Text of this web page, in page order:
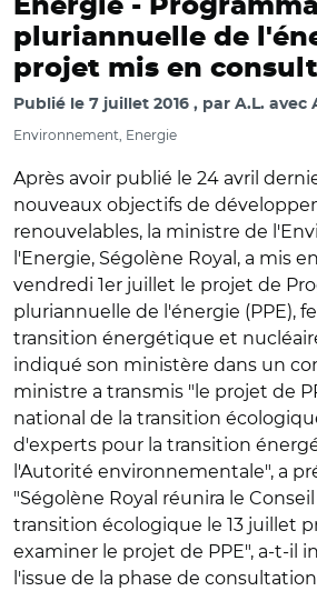
Energie -
pluriannuelle de
projet mis en
Publié le 7 juillet 2016 par A.L. avec
Environnement, Energie
Après avoir publié le 24 avril
nouveaux objectifs de
renouvelables, la ministre de
l'Energie, Ségolène Royal, a mis
vendredi 1er juillet le projet de
pluriannuelle de l'énergie (PPE),
transition énergétique et
indiqué son ministère dans un
ministre a transmis "le projet de
national de la transition
d'experts pour la transition
l'Autorité environnementale", a
"Ségolène Royal réunira le
transition écologique le 13 juillet
examiner le projet de PPE", a-t-il
l'issue de la phase de